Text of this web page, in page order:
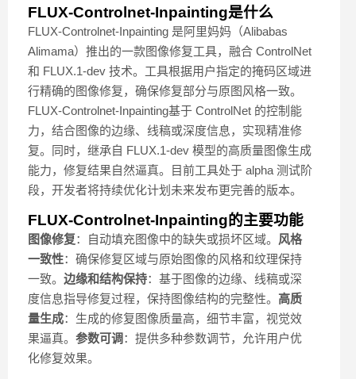
FLUX-Controlnet-Inpainting是什么
FLUX-Controlnet-Inpainting 是阿里妈妈（Alibabas
Alimama）推出的一款图像修复工具，融合 ControlNet
和 FLUX.1-dev 技术。工具根据用户指定的掩码区域进
行精确的图像修复，确保修复部分与原图风格一致。
FLUX-Controlnet-Inpainting基于 ControlNet 的控制能
力，结合图像的边缘、线稿或深度信息，实现精准修
复。同时，继承自 FLUX.1-dev 模型的高质量图像生成
能力，修复结果自然逼真。目前工具处于 alpha 测试阶
段，开发者将持续优化计划未来发布更完善的版本。
FLUX-Controlnet-Inpainting的主要功能
图像修复：自动填充图像中的缺失或损坏区域。 风格
一致性：确保修复区域与原始图像的风格和纹理保持
一致。 边缘和结构保持：基于图像的边缘、线稿或深
度信息指导修复过程，保持图像结构的完整性。 高质
量生成：生成的修复图像质量高，细节丰富，视觉效
果逼真。 参数可调 ：提供多种参数调节，允许用户优
化修复效果。